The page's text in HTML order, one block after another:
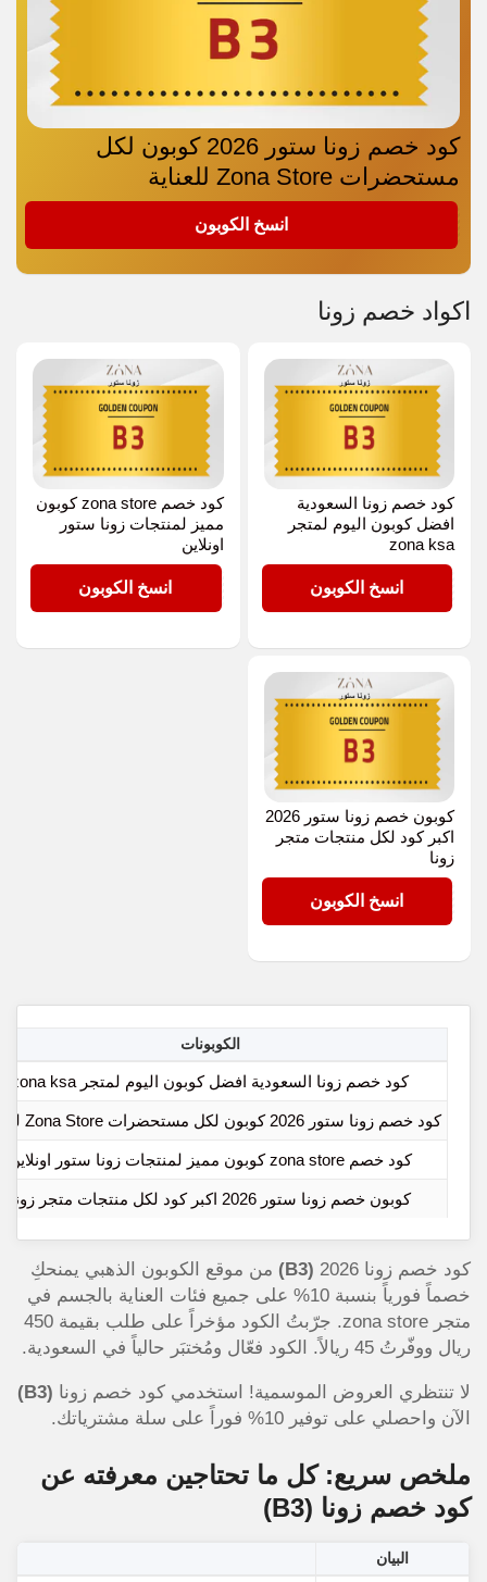
كود خصم زونا ستور 2026 كوبون لكل
مستحضرات Zona Store للعناية
انسخ الكوبون
اكواد خصم زونا
كود خصم زونا السعودية
افضل كوبون اليوم لمتجر
zona ksa
انسخ الكوبون
كود خصم zona store كوبون
مميز لمنتجات زونا ستور
اونلاين
انسخ الكوبون
كوبون خصم زونا ستور 2026
اكبر كود لكل منتجات متجر
زونا
انسخ الكوبون
الكوبونات
كود خصم زونا السعودية افضل كوبون اليوم لمتجر zona ksa
كود خصم زونا ستور 2026 كوبون لكل مستحضرات Zona Store للعناية
كود خصم zona store كوبون مميز لمنتجات زونا ستور اونلاين
كوبون خصم زونا ستور 2026 اكبر كود لكل منتجات متجر زونا
كود خصم زونا 2026 (B3)
من موقع الكوبون الذهبي يمنحكِ
خصماً فورياً بنسبة 10% على جميع فئات العناية بالجسم في
متجر zona store. جرّبتُ الكود مؤخراً على طلب بقيمة 450
ريال ووفّرتُ 45 ريالاً. الكود فعّال ومُختبَر حالياً في السعودية.
لا تنتظري العروض الموسمية! استخدمي كود خصم زونا (B3)
الآن واحصلي على توفير 10% فوراً على سلة مشترياتك.
ملخص سريع: كل ما تحتاجين معرفته عن
كود خصم زونا (B3)
البيان